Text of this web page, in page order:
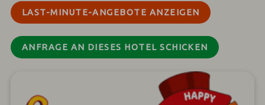
LAST-MINUTE-ANGEBOTE ANZEIGEN
ANFRAGE AN DIESES HOTEL SCHICKEN